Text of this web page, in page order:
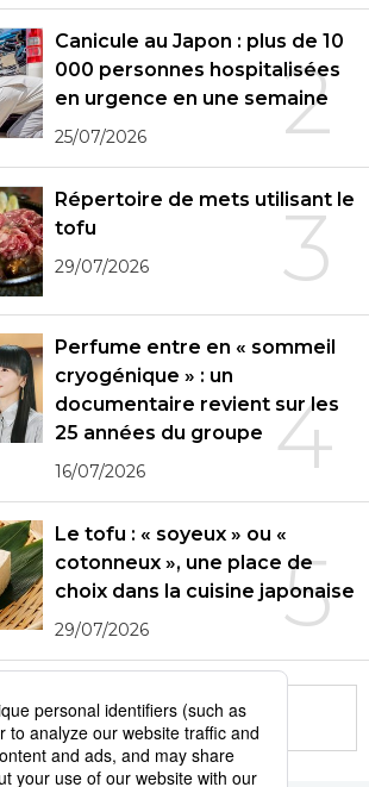
2
Canicule au Japon : plus de 10
000 personnes hospitalisées
en urgence en une semaine
25/07/2026
3
Répertoire de mets utilisant le
tofu
29/07/2026
4
Perfume entre en « sommeil
cryogénique » : un
documentaire revient sur les
25 années du groupe
16/07/2026
5
Le tofu : « soyeux » ou «
cotonneux », une place de
choix dans la cuisine japonaise
29/07/2026
More in this series